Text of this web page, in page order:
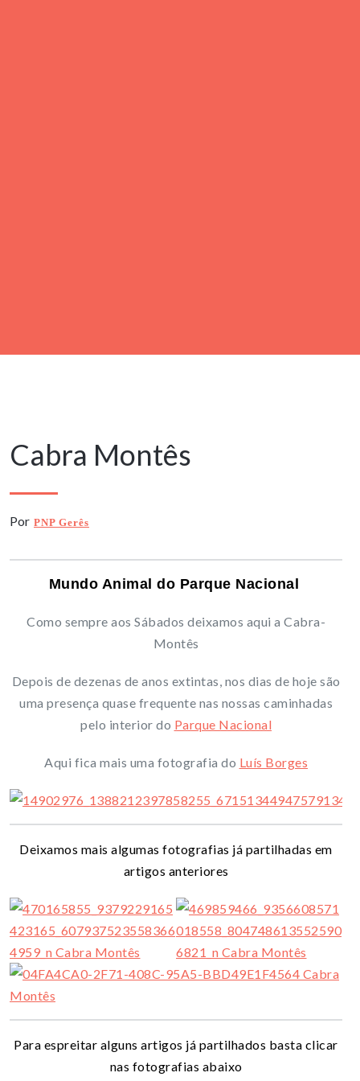
Cabra Montês
Por PNP Gerês
Mundo Animal do Parque Nacional
Como sempre aos Sábados deixamos aqui a Cabra-
Montês
Depois de dezenas de anos extintas, nos dias de hoje são
uma presença quase frequente nas nossas caminhadas
pelo interior do Parque Nacional
Aqui fica mais uma fotografia do Luís Borges
Deixamos mais algumas fotografias já partilhadas em
artigos anteriores
Para espreitar alguns artigos já partilhados basta clicar
nas fotografias abaixo